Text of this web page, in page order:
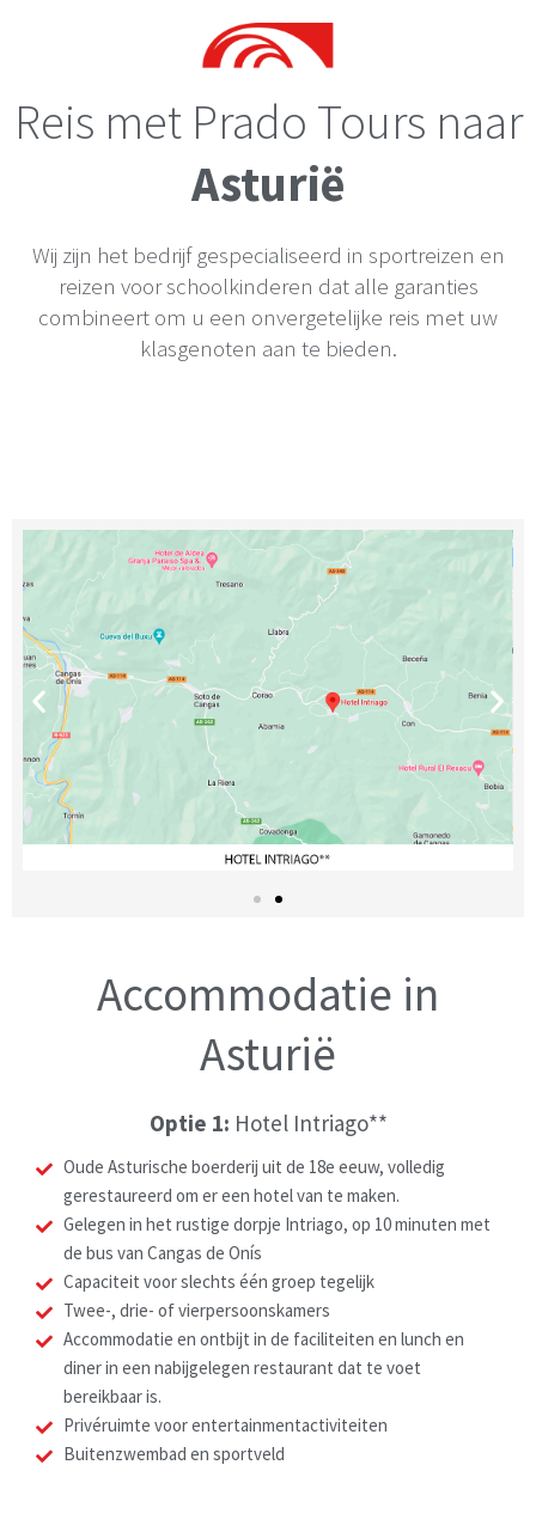
Reis met Prado Tours naar
Asturië
Wij zijn het bedrijf gespecialiseerd in sportreizen en
reizen voor schoolkinderen dat alle garanties
combineert om u een onvergetelijke reis met uw
klasgenoten aan te bieden.
Accommodatie in
Asturië
Optie 1: Hotel Intriago**
Oude Asturische boerderij uit de 18e eeuw, volledig
gerestaureerd om er een hotel van te maken.
Gelegen in het rustige dorpje Intriago, op 10 minuten met
de bus van Cangas de Onís
Capaciteit voor slechts één groep tegelijk
Twee-, drie- of vierpersoonskamers
Accommodatie en ontbijt in de faciliteiten en lunch en
diner in een nabijgelegen restaurant dat te voet
bereikbaar is.
Privéruimte voor entertainmentactiviteiten
Buitenzwembad en sportveld